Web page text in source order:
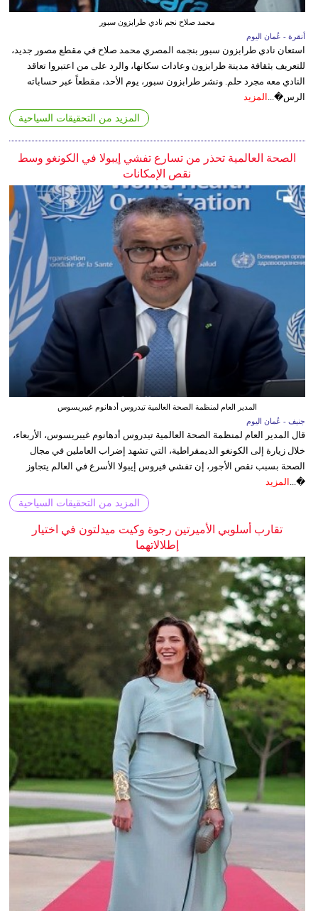
محمد صلاح نجم نادي طرابزون سبور
أنقرة - عُمان اليوم
استعان نادي طرابزون سبور بنجمه المصري محمد صلاح في مقطع مصور جديد،
للتعريف بثقافة مدينة طرابزون وعادات سكانها، والرد على من اعتبروا تعاقد
النادي معه مجرد حلم. ونشر طرابزون سبور، يوم الأحد، مقطعاً عبر حساباته
الرس�... المزيد
المزيد من التحقيقات السياحية
الصحة العالمية تحذر من تسارع تفشي إيبولا في الكونغو وسط
نقص الإمكانات
المدير العام لمنظمة الصحة العالمية تيدروس أدهانوم غيبريسوس
جنيف - عُمان اليوم
قال المدير العام لمنظمة الصحة العالمية تيدروس أدهانوم غيبريسوس، الأربعاء،
خلال زيارة إلى الكونغو الديمقراطية، التي تشهد إضراب العاملين في مجال
الصحة بسبب نقص الأجور، إن تفشي فيروس إيبولا الأسرع في العالم يتجاوز
�...
المزيد
المزيد من التحقيقات السياحية
تقارب أسلوبي الأميرتين رجوة وكيت ميدلتون في اختيار
إطلالاتهما